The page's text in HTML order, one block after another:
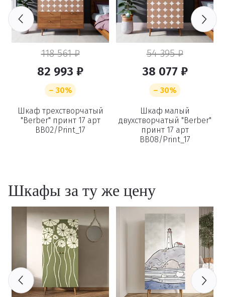
118 561 ₽
82 993 ₽
– 30%
Шкаф трехстворчатый
"Berber" принт 17 арт
BB02/Print_17
54 395 ₽
38 077 ₽
– 30%
Шкаф малый
двухстворчатый "Berber"
принт 17 арт
BB08/Print_17
Шкафы за ту же цену